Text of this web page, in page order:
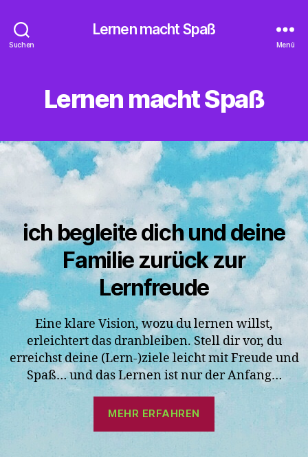
Suchen
Lernen macht Spaß
Menü
Lernen macht Spaß
ich begleite dich und deine
Familie zurück zur
Lernfreude
Eine klare Vision, wozu du lernen willst,
erleichtert das dranbleiben. Stell dir vor, du
erreichst deine (Lern-)ziele leicht mit Freude und
Spaß… und das Lernen ist nur der Anfang…
MEHR ERFAHREN